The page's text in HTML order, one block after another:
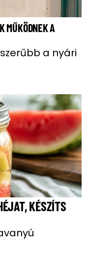
MŰKÖDNEK A
a nyári
KÉSZÍTS